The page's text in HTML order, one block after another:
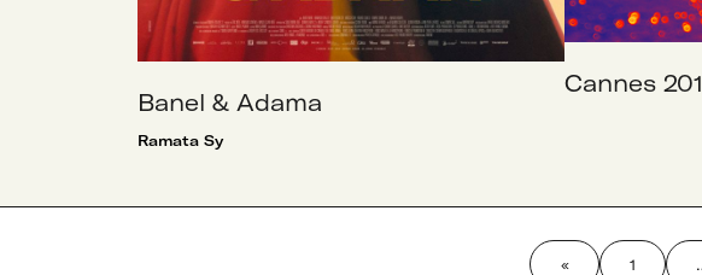
Banel & Adama
Ramata Sy
Cannes
« 1